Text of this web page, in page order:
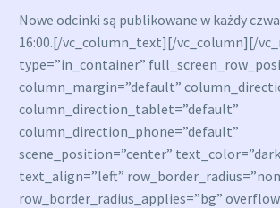
Nowe odcinki są publikowane w każdy
16:00.[/vc_column_text][/vc_column][/
type=”in_container”
column_margin=”default”
column_direction_tablet=”default”
column_direction_phone=”default”
scene_position=”center”
text_align=”left”
row_border_radius_applies=”bg”